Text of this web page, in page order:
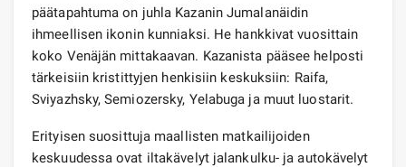
päätapahtuma on juhla Kazanin Jumalanäidin
ihmeellisen ikonin kunniaksi. He hankkivat vuosittain
koko Venäjän mittakaavan. Kazanista pääsee helposti
tärkeisiin kristittyjen henkisiin keskuksiin: Raifa,
Sviyazhsky, Semiozersky, Yelabuga ja muut luostarit.
Erityisen suosittuja maallisten matkailijoiden
keskuudessa ovat iltakävelyt jalankulku- ja autokävelyt